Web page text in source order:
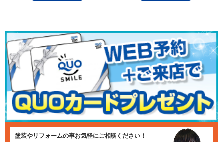
塗装やリフォームの事お気軽にご相談ください！